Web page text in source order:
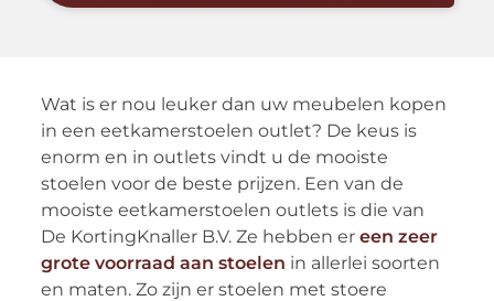
Wat is er nou leuker dan uw meubelen kopen
in een eetkamerstoelen outlet? De keus is
enorm en in outlets vindt u de mooiste
stoelen voor de beste prijzen. Een van de
mooiste eetkamerstoelen outlets is die van
De KortingKnaller B.V. Ze hebben er een zeer
grote voorraad aan stoelen in allerlei soorten
en maten. Zo zijn er stoelen met stoere